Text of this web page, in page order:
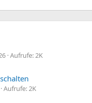
Aufrufe: 2K
Aufrufe: 2K